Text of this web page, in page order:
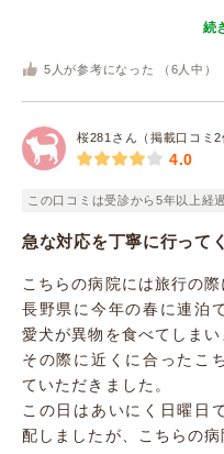
続
5 人が参考になった （ 6 人中）
桜281さん（掲載口コミ2
4.0
この口コミは受診から5年以上経
急な対応を丁寧に行って
こちらの病院には旅行の
長野県に今年の春に連泊
愛犬が異物を食べてしまい
その際に近くに合ったこ
ていただきました。
この日はあいにく日曜日
配しましたが、こちらの病